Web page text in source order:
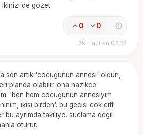
ikinizi de gozet.
0 0
29 Haziran 02:22
sen artik 'cocugunun annesi' oldun,
planda olabilir. ona nazikce
'ben hem cocugunun annesiyim
ikisi birden'. bu gecisi cok cift
bu ayrimda takiliyo. suclama degil
oturur.